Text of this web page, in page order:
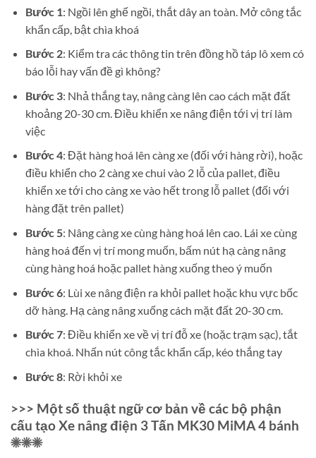
Bước 1: Ngồi lên ghế ngồi, thắt dây an toàn. Mở công tắc
khẩn cấp, bật chìa khoá
Bước 2: Kiểm tra các thông tin trên đồng hồ táp lô xem có
báo lỗi hay vấn đề gì không?
Bước 3: Nhả thắng tay, nâng càng lên cao cách mặt đất
khoảng 20-30 cm. Điều khiển xe nâng điện tới vị trí làm
việc
Bước 4: Đặt hàng hoá lên càng xe (đối với hàng rời), hoặc
điều khiển cho 2 càng xe chui vào 2 lỗ của pallet, điều
khiển xe tới cho càng xe vào hết trong lỗ pallet (đối với
hàng đặt trên pallet)
Bước 5: Nâng càng xe cùng hàng hoá lên cao. Lái xe cùng
hàng hoá đến vị trí mong muốn, bấm nút hạ càng nâng
cùng hàng hoá hoặc pallet hàng xuống theo ý muốn
Bước 6: Lùi xe nâng điện ra khỏi pallet hoặc khu vực bốc
dỡ hàng. Hạ càng nâng xuống cách mặt đất 20-30 cm.
Bước 7: Điều khiển xe về vị trí đỗ xe (hoặc trạm sạc), tắt
chìa khoá. Nhấn nút công tắc khẩn cấp, kéo thắng tay
Bước 8: Rời khỏi xe
>>> Một số thuật ngữ cơ bản về các bộ phận
cấu tạo Xe nâng điện 3 Tấn MK30 MiMA 4 bánh
☀☀☀